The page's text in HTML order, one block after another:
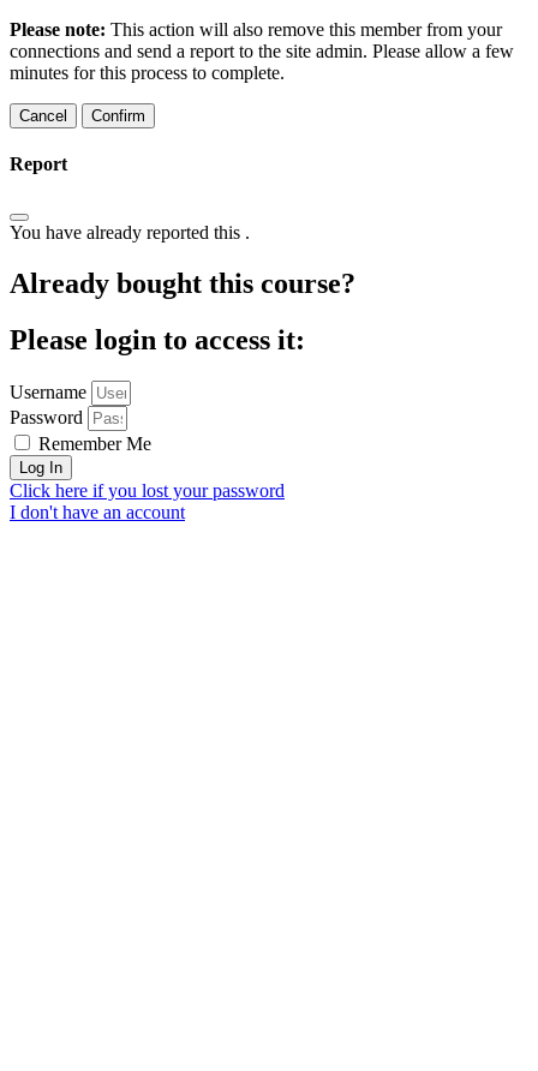
Please note: This action will also remove this member from your
connections and send a report to the site admin. Please allow a few
minutes for this process to complete.
Confirm
Report
You have already reported this .
Already bought this course?
Please login to access it:
Username
Password
Remember Me
Log In
Click here if you lost your password
I don't have an account